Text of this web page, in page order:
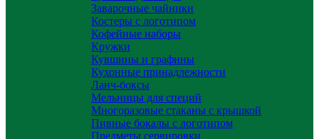
Заварочные чайники
Костеры с логотипом
Кофейные наборы
Кружки
Кувшины и графины
Кухонные принадлежности
Ланч-боксы
Мельницы для специй
Многоразовые стаканы с крышкой
Пивные бокалы с логотипом
Предметы сервировки